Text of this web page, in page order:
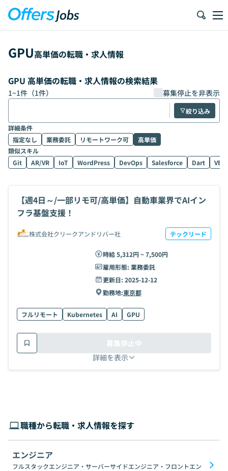
GPU高単価の転職・求人情報
GPU 高単価の転職・求人情報の検索結果
1~1件（1件） 募集停止を非表示
絞り込み
詳細条件
指定なし
業務委託 リモートワーク可
高単価
類似スキル
Git
AR/VR IoT WordPress DevOps Salesforce Dart
【週4日～/一部リモ可/高単価】自動車業界でAIイン
フラ基盤支援！
株式会社クリークアンドリバー社 テックリード
時給 5,312円 ~ 7,500円
雇用形態: 業務委託
更新日: 2025-12-12
勤務地:東京都
フルリモート Kubernetes AI GPU
詳細を表示
募集停止中
職種から転職・求人情報を探す
エンジニア
フルスタックエンジニア・サーバーサイドエンジニア・フロントエン